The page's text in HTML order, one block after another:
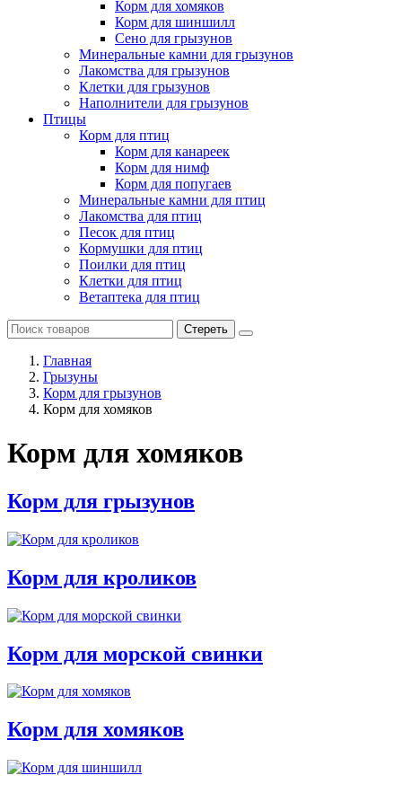
Корм для хомяков
Корм для шиншилл
Сено для грызунов
Минеральные камни для грызунов
Лакомства для грызунов
Клетки для грызунов
Наполнители для грызунов
Птицы
Корм для птиц
Корм для канареек
Корм для нимф
Корм для попугаев
Минеральные камни для птиц
Лакомства для птиц
Песок для птиц
Кормушки для птиц
Поилки для птиц
Клетки для птиц
Ветаптека для птиц
Стереть
Главная
Грызуны
Корм для грызунов
Корм для хомяков
Корм для хомяков
Корм для грызунов
Корм для кроликов
Корм для морской свинки
Корм для хомяков